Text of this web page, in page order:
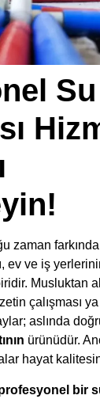
Su
zaman
ev ve iş
Musluktan
çalışması
aslında
ürünüdür.
hayat
bir